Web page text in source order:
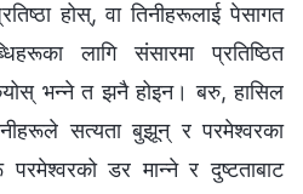
होस्, वा तिनीहरूलाई पेसागत
लागि संसारमा प्रतिष्ठित
भन्ने त झनै होइन। बरु, हासिल
सत्यता बुझून् र परमेश्‍वरका
डर मान्ने र दुष्टताबाट